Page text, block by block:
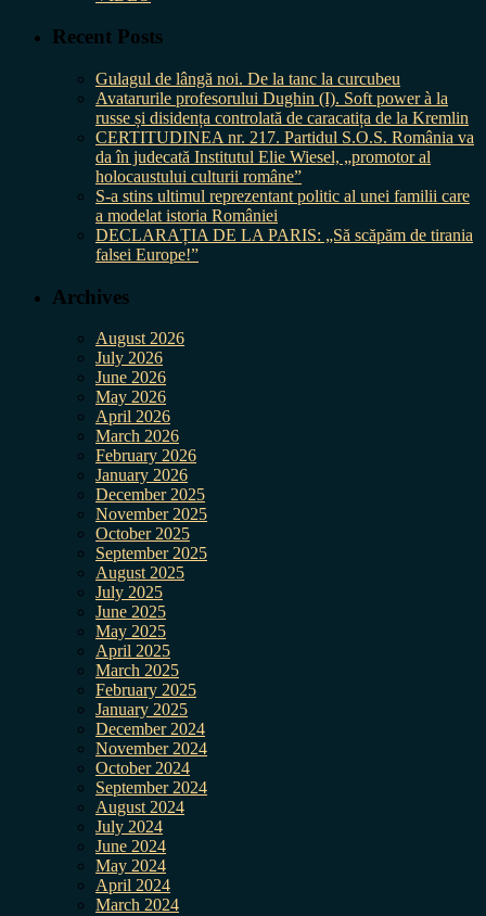
Recent Posts
Gulagul de lângă noi. De la tanc la curcubeu
Avatarurile profesorului Dughin (I). Soft power à la
russe și disidența controlată de caracatița de la Kremlin
CERTITUDINEA nr. 217. Partidul S.O.S. România va
da în judecată Institutul Elie Wiesel, „promotor al
holocaustului culturii române”
S-a stins ultimul reprezentant politic al unei familii care
a modelat istoria României
DECLARAȚIA DE LA PARIS: „Să scăpăm de tirania
falsei Europe!”
Archives
August 2026
July 2026
June 2026
May 2026
April 2026
March 2026
February 2026
January 2026
December 2025
November 2025
October 2025
September 2025
August 2025
July 2025
June 2025
May 2025
April 2025
March 2025
February 2025
January 2025
December 2024
November 2024
October 2024
September 2024
August 2024
July 2024
June 2024
May 2024
April 2024
March 2024